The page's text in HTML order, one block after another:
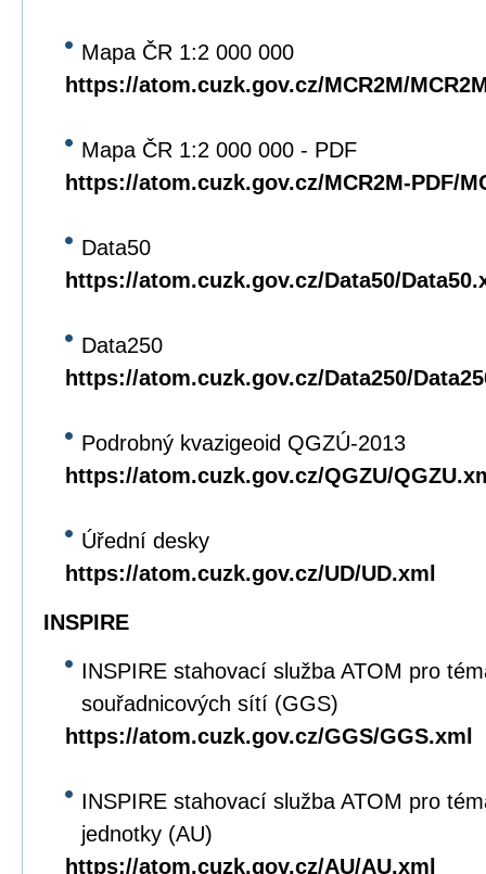
Mapa ČR 1:2 000 000
https://atom.cuzk.gov.cz/MCR2M/
Mapa ČR 1:2 000 000 - PDF
https://atom.cuzk.gov.cz/MCR2M-PDF/
Data50
https://atom.cuzk.gov.cz/Data50/
Data250
https://atom.cuzk.gov.cz/Data250/
Podrobný kvazigeoid QGZÚ-2013
https://atom.cuzk.gov.cz/QGZU/
Úřední desky
https://atom.cuzk.gov.cz/UD/UD.xml
INSPIRE
INSPIRE stahovací služba ATOM pro
souřadnicových sítí (GGS)
https://atom.cuzk.gov.cz/GGS/GGS.xml
INSPIRE stahovací služba ATOM pro
jednotky (AU)
https://atom.cuzk.gov.cz/AU/AU.xml